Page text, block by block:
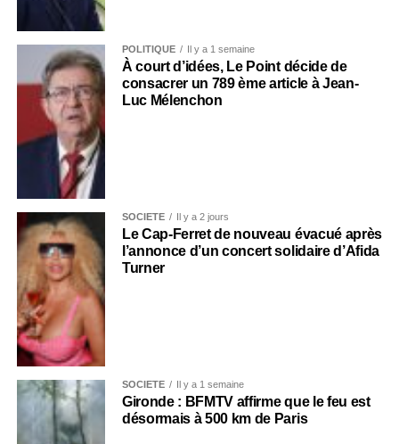
POLITIQUE Il y a 1 semaine
À court d’idées, Le Point décide de
consacrer un 789 ème article à Jean-
Luc Mélenchon
SOCIÉTÉ Il y a 2 jours
Le Cap-Ferret de nouveau évacué après
l’annonce d’un concert solidaire d’Afida
Turner
SOCIÉTÉ Il y a 1 semaine
Gironde : BFMTV affirme que le feu est
désormais à 500 km de Paris